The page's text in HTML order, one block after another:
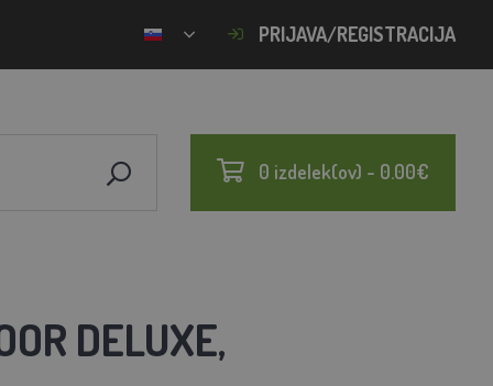
PRIJAVA/REGISTRACIJA
0 izdelek(ov) - 0.00€
DELUXE,